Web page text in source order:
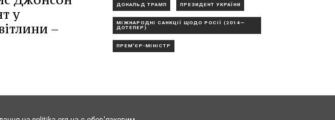
у
–
ДОНАЛЬД ТРАМП ПРЕЗИДЕНТ УКРАЇНИ
МІЖНАРОДНІ САНКЦІЇ ЩОДО РОСІЇ (2014—
ДОТЕПЕР)
ПРЕМ'ЄР-МІНІСТР